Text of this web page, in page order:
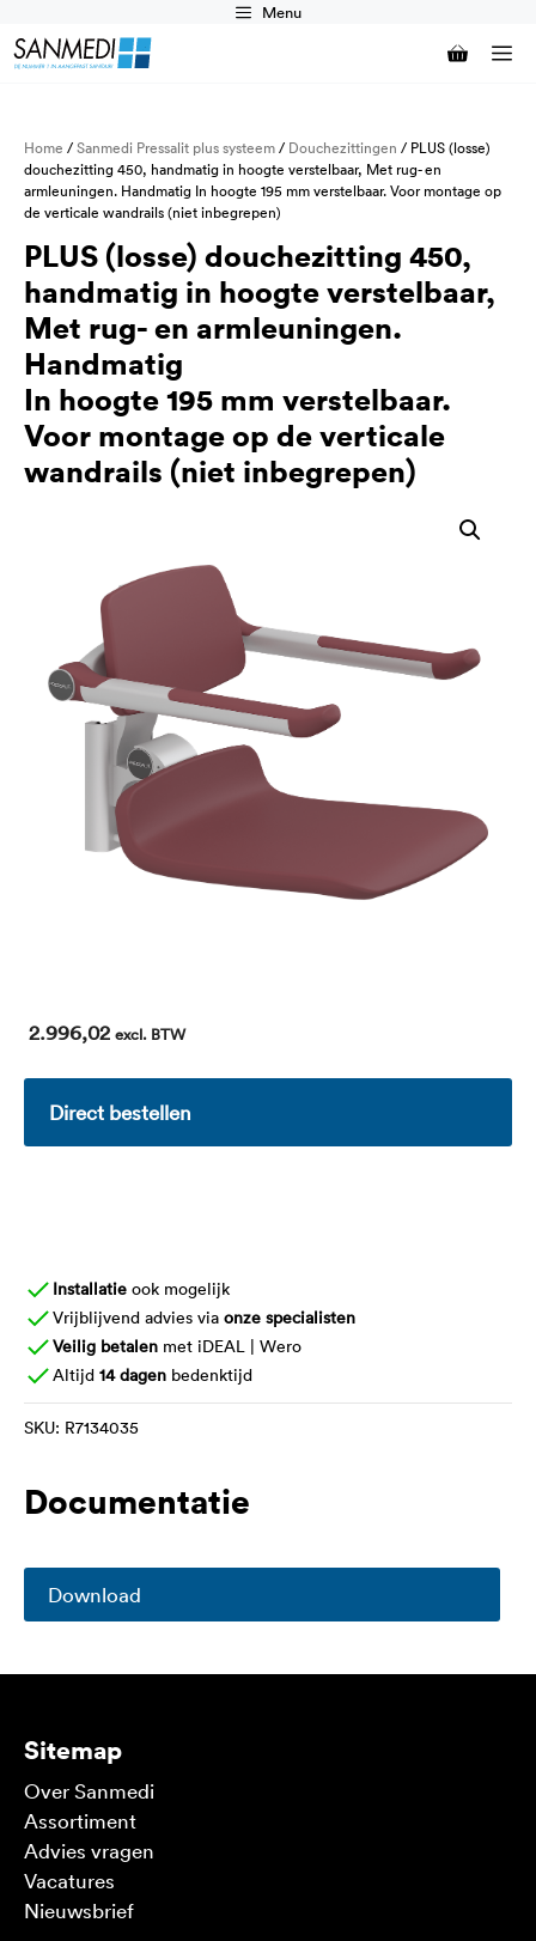
naar
de
Menu
Home /Sanmedi Pressalit plus systeem/ Douchezittingen / PLUS (losse)
douchezitting 450, handmatig in hoogte verstelbaar, Met rug- en
armleuningen. Handmatig In hoogte 195 mm verstelbaar. Voor montage op
de verticale wandrails (niet inbegrepen)
PLUS (losse) douchezitting 450,
handmatig in hoogte verstelbaar,
Met rug- en armleuningen.
Handmatig
In hoogte 195 mm verstelbaar.
Voor montage op de verticale
wandrails (niet inbegrepen)
2.996,02 excl. BTW
Direct bestellen
Installatie ook mogelijk
Vrijblijvend advies via onze specialisten
Veilig betalen met iDEAL | Wero
Altijd 14 dagen bedenktijd
SKU: R7134035
Documentatie
Download
Sitemap
Over Sanmedi
Assortiment
Advies vragen
Vacatures
Nieuwsbrief